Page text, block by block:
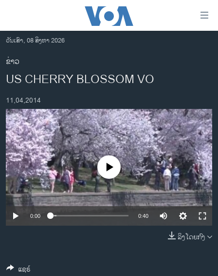
ເຂົ້າ
ຫາ
ຂ້າມ
ຂ້າມ
ໄປ
ຫາ
ຊອກ
ຄົ້ນ
ອາເມຣິກາ
ການເລືອກຕັ້ງ ປະທານາທີບໍດີ ສະຫະລັດ 2024
ຂ່າວ​ຈີນ
ໂລກ
ເອເຊຍ
ອິດສະຫຼະພາບດ້ານການຂ່າວ
ຊີວິດຊາວລາວ
ຊຸມຊົນຊາວລາວ
ວິທະຍາສາດ-ເທັກໂນໂລຈີ
ພາສາອັງກິດ
ວັນເສົາ, 08 ສິງຫາ 2026
ຂ່າວ
US CHERRY BLOSSOM VO
11,04,2014
No media source currently available
0:00 0:40
ລິງໂດຍກົງ
ແຊຣ໌